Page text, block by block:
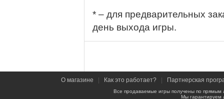
* – для предварительных
день выхода игры.
О магазине Как это работает? Партнерская
Все продаваемые игры получены по
Мы гарантируем